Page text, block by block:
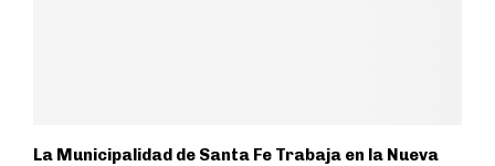
La Municipalidad de Santa Fe Trabaja en la Nueva